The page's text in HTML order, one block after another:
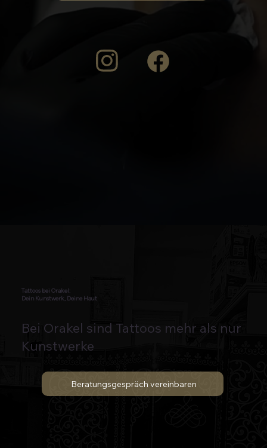
Tattoos bei Orakel:
Dein Kunstwerk, Deine Haut
Bei Orakel sind Tattoos mehr als nur
Kunstwerke
Beratungsgespräch vereinbaren